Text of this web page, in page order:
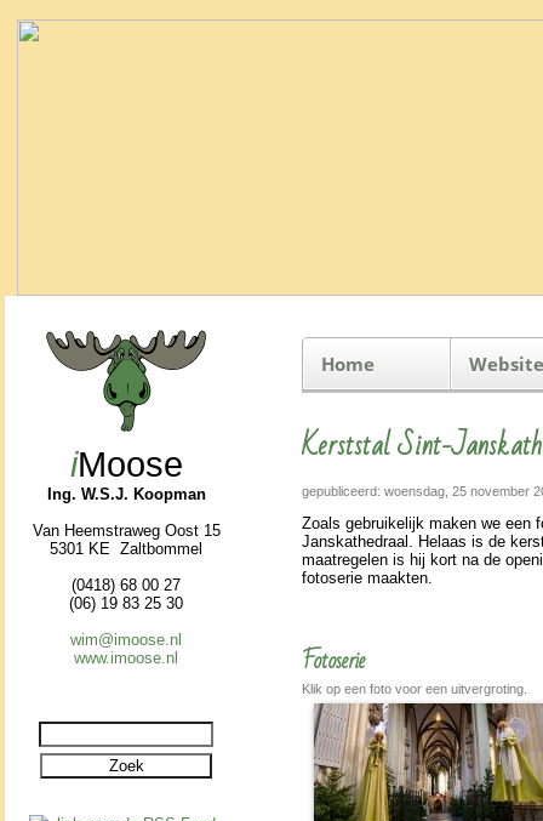
iMoose
Ing. W.S.J. Koopman
Van Heemstraweg Oost 15
5301 KE Zaltbommel
(0418) 68 00 27
(06) 19 83 25 30
wim@imoose.nl
www.imoose.nl
Home
Kerststal Sint-
gepubliceerd: woensdag, 25 november
Zoals gebruike­lijk maken we een
Jans­kathe­draal. Helaas is de
maat­re­ge­len is hij kort na de
foto­se­rie maakten.
Fotoserie
Klik op een foto voor een uitvergroting.